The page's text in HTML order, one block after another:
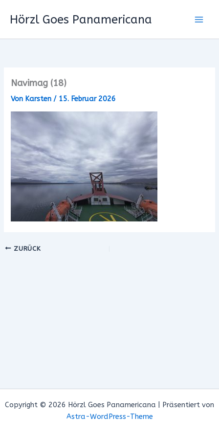
InhaltHörzl Goes Panamericana
Navimag (18)
Von Karsten / 15. Februar 2026
ZURÜCK
Copyright © 2026 Hörzl Goes Panamericana | Präsentiert von
Astra-WordPress-Theme